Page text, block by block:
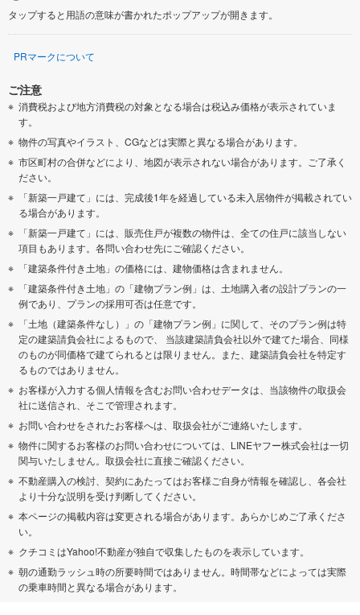
タップすると用語の意味が書かれたポップアップが開きます。
PRマークについて
ご注意
消費税および地方消費税の対象となる場合は税込み価格が表示されていま
す。
物件の写真やイラスト、CGなどは実際と異なる場合があります。
市区町村の合併などにより、地図が表示されない場合があります。ご了承く
ださい。
「新築一戸建て」には、完成後1年を経過している未入居物件が掲載されてい
る場合があります。
「新築一戸建て」には、販売住戸が複数の物件は、全ての住戸に該当しない
項目もあります。各問い合わせ先にご確認ください。
「建築条件付き土地」の価格には、建物価格は含まれません。
「建築条件付き土地」の「建物プラン例」は、土地購入者の設計プランの一
例であり、プランの採用可否は任意です。
「土地（建築条件なし）」の「建物プラン例」に関して、そのプラン例は特
定の建築請負会社によるもので、 当該建築請負会社以外で建てた場合、同様
のものが同価格で建てられるとは限りません。また、建築請負会社を特定す
るものではありません。
お客様が入力する個人情報を含むお問い合わせデータは、当該物件の取扱会
社に送信され、そこで管理されます。
お問い合わせをされたお客様へは、取扱会社がご連絡いたします。
物件に関するお客様のお問い合わせについては、LINEヤフー株式会社は一切
関与いたしません。取扱会社に直接ご確認ください。
不動産購入の検討、契約にあたってはお客様ご自身が情報を確認し、各会社
より十分な説明を受け判断してください。
本ページの掲載内容は変更される場合があります。あらかじめご了承くださ
い。
クチコミはYahoo!不動産が独自で収集したものを表示しています。
朝の通勤ラッシュ時の所要時間ではありません。時間帯などによっては実際
の乗車時間と異なる場合があります。